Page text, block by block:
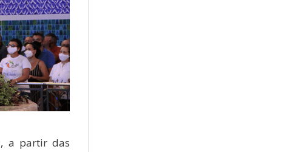
a partir das